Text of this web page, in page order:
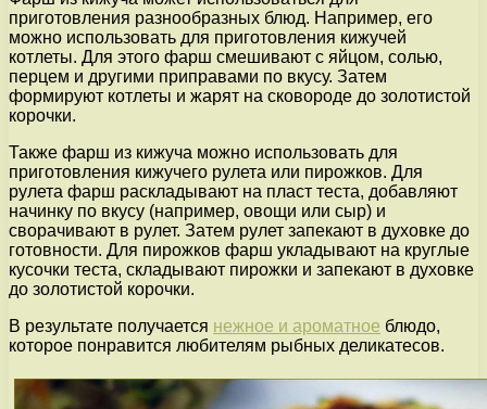
приготовления разнообразных блюд. Например, его
можно использовать для приготовления кижучей
котлеты. Для этого фарш смешивают с яйцом, солью,
перцем и другими приправами по вкусу. Затем
формируют котлеты и жарят на сковороде до золотистой
корочки.
Также фарш из кижуча можно использовать для
приготовления кижучего рулета или пирожков. Для
рулета фарш раскладывают на пласт теста, добавляют
начинку по вкусу (например, овощи или сыр) и
сворачивают в рулет. Затем рулет запекают в духовке до
готовности. Для пирожков фарш укладывают на круглые
кусочки теста, складывают пирожки и запекают в духовке
до золотистой корочки.
В результате получается нежное и ароматное блюдо,
которое понравится любителям рыбных деликатесов.